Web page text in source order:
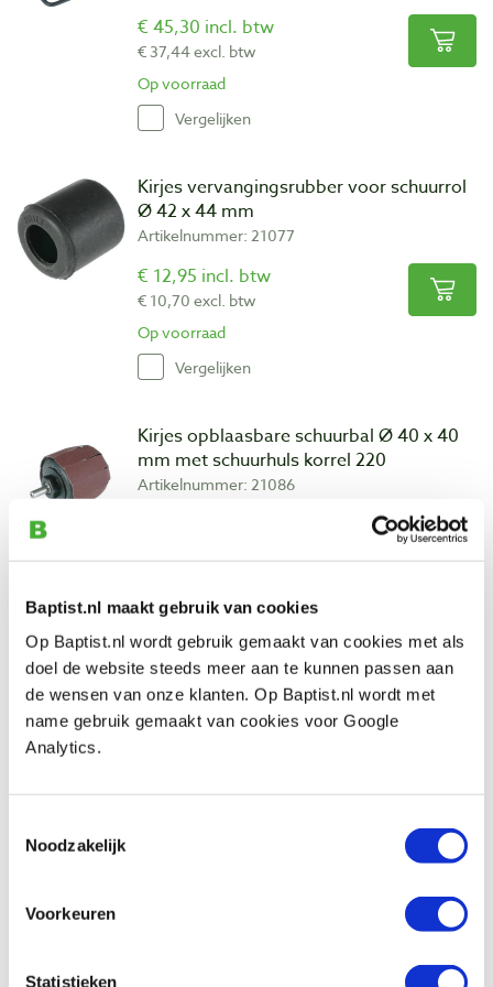
Baptist.nl maakt gebruik van cookies
Op Baptist.nl wordt gebruik gemaakt van cookies met als
doel de website steeds meer aan te kunnen passen aan
de wensen van onze klanten. Op Baptist.nl wordt met
name gebruik gemaakt van cookies voor Google
Analytics.
Noodzakelijk
Voorkeuren
Statistieken
€ 45,30 incl. btw
€ 37,44 excl. btw
Op voorraad
Vergelijken
Kirjes vervangingsrubber voor schuurrol
Ø 42 x 44 mm
Artikelnummer: 21077
€ 12,95 incl. btw
€ 10,70 excl. btw
Op voorraad
Vergelijken
Kirjes opblaasbare schuurbal Ø 40 x 40
mm met schuurhuls korrel 220
Artikelnummer: 21086
Vergelijken
Kirjes vervangingsrubber voor schuurbal
Ø 40 x 40 mm
Artikelnummer: 21087
€ 10,04 excl. btw
Kirjes opblaasbare schuurbal Ø 20 x 20
mm met schuurhuls korrel 80, 150 en 320